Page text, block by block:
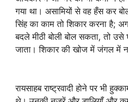
गया था। असामियों से वह हँस कर
सिंह का काम तो शिकार करना है;
बदले मीठी बोली बोल सकता, तो उसे
जाता। शिकार की खोज में जंगल में
रायसाहब राष्ट्रवादी होने पर भी